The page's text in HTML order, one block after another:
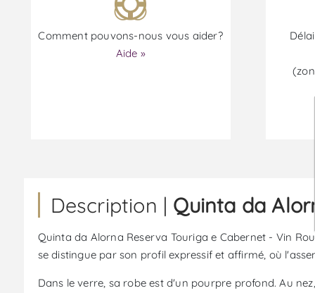
Comment pouvons-nous vous aider?
Aide »
Description | Quinta da
Quinta da Alorna Reserva Touriga e Cabernet - Vin
se distingue par son profil expressif et affirmé, où
Dans le verre, sa robe est d'un pourpre profond. Au